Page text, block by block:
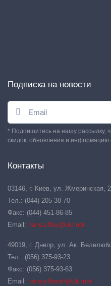
Подписка на новости
* Подпишитесь на нашу рассылку,
скидок, обновления и информацию
Контакты
03146, г. Киев, ул. Жмеринская,
Тел.: (044) 205-38-70
Факс: (044) 451-86-85
Email: hansa-flex@ukr.net
49019, г. Днепр, ул. Ак.
Тел.: (056) 375-93-23
Факс: (056) 375-93-63
Email: hansa-flexdn@ukr.net